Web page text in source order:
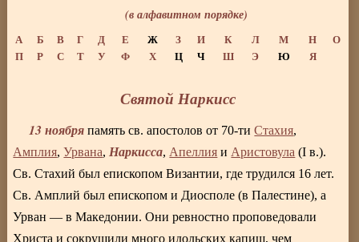
(в алфавитном порядке)
А Б В Г Д Е Ж З И К Л М Н
О
П
Р С Т У Ф Х Ц Ч Ш Э Ю Я
Святой Наркисс
13 ноября память св. апостолов от 70-тиСтахия,
Амплия,Урвана, Наркисса, Апеллия и Аристовула (I в.).
Св. Стахий был епископом Византии, где трудился 16 лет.
Св. Амплий был епископом и Диосполе (в Палестине), а
Урван — в Македонии. Они ревностно проповедовали
Христа и сокрушили много идольских капищ, чем